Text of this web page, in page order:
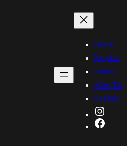
Home
Projekte
Artikel
Alles Titi
Kontakt